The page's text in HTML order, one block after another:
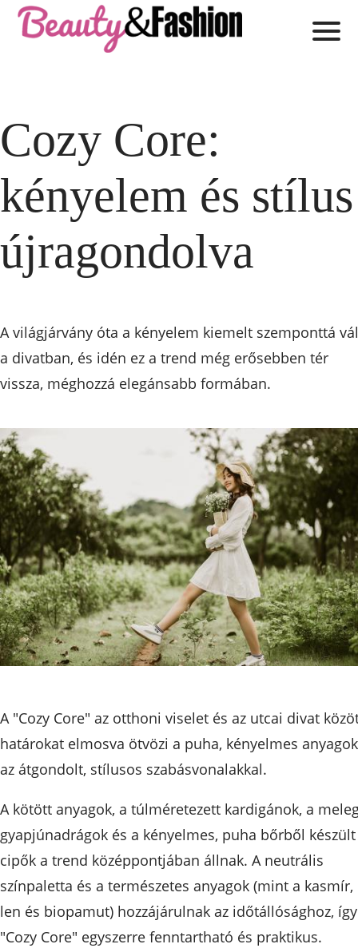
Cozy Core:
kényelem és stílus
újragondolva
A világjárvány óta a kényelem kiemelt szemponttá
a divatban, és idén ez a trend még erősebben tér
vissza, méghozzá elegánsabb formában.
A "Cozy Core" az otthoni viselet és az utcai divat
határokat elmosva ötvözi a puha, kényelmes
az átgondolt, stílusos szabásvonalakkal.
A kötött anyagok, a túlméretezett kardigánok, a
gyapjúnadrágok és a kényelmes, puha bőrből készült
cipők a trend középpontjában állnak. A neutrális
színpaletta és a természetes anyagok (mint a kasmír,
len és biopamut) hozzájárulnak az időtállósághoz,
"Cozy Core" egyszerre fenntartható és praktikus.